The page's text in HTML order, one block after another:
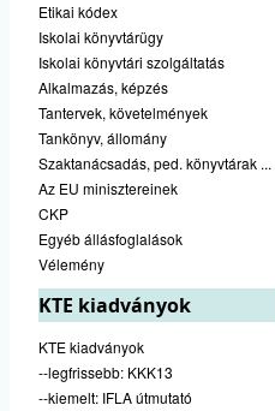
Etikai kódex
Iskolai könyvtárügy
Iskolai könyvtári szolgáltatás
Alkalmazás, képzés
Tantervek, követelmények
Tankönyv, állomány
Szaktanácsadás, ped. könyvtárak ...
Az EU minisztereinek
CKP
Egyéb állásfoglalások
Vélemény
KTE kiadványok
KTE kiadványok
--legfrissebb: KKK13
--kiemelt: IFLA útmutató